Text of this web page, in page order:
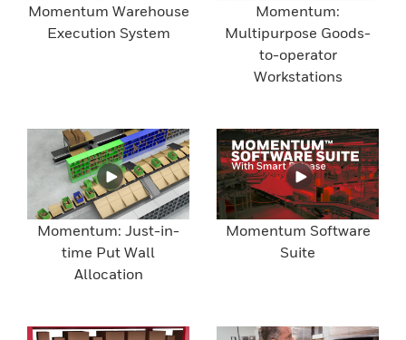
Momentum Warehouse
Execution System
Momentum:
Multipurpose Goods-
to-operator
Workstations
Momentum: Just-in-
time Put Wall
Allocation
Momentum Software
Suite